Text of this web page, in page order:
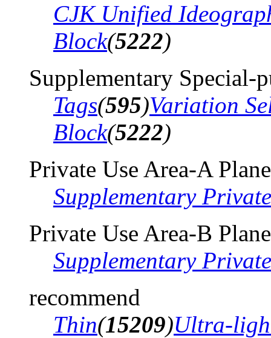
CJK Unified
Block(5222)
Supplementary Special-
Tags(595)Variation
Block(5222)
Private Use Area-A Plane
Supplementary
Private Use Area-B Plane
Supplementary
recommend
Thin(15209)Ultra-